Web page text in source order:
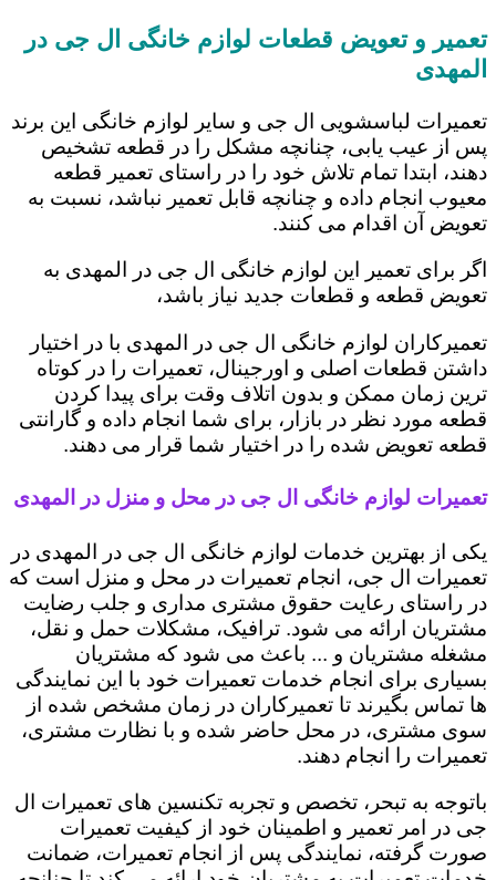
تعمیر و تعویض قطعات لوازم خانگی ال جی در
المهدی
تعمیرات لباسشویی ال جی و سایر لوازم خانگی این برند
پس از عیب یابی، چنانچه مشکل را در قطعه تشخیص
دهند، ابتدا تمام تلاش خود را در راستای تعمیر قطعه
معیوب انجام داده و چنانچه قابل تعمیر نباشد، نسبت به
تعویض آن اقدام می کنند.
اگر برای تعمیر این لوازم خانگی ال جی در المهدی به
تعویض قطعه و قطعات جدید نیاز باشد،
تعمیرکاران لوازم خانگی ال جی در المهدی با در اختیار
داشتن قطعات اصلی و اورجینال، تعمیرات را در کوتاه
ترین زمان ممکن و بدون اتلاف وقت برای پیدا کردن
قطعه مورد نظر در بازار، برای شما انجام داده و گارانتی
قطعه تعویض شده را در اختیار شما قرار می دهند.
تعمیرات لوازم خانگی ال جی در محل و منزل در المهدی
یکی از بهترین خدمات لوازم خانگی ال جی در المهدی در
تعمیرات ال جی، انجام تعمیرات در محل و منزل است که
در راستای رعایت حقوق مشتری مداری و جلب رضایت
مشتریان ارائه می شود. ترافیک، مشکلات حمل و نقل،
مشغله مشتریان و ... باعث می شود که مشتریان
بسیاری برای انجام خدمات تعمیرات خود با این نمایندگی
ها تماس بگیرند تا تعمیرکاران در زمان مشخص شده از
سوی مشتری، در محل حاضر شده و با نظارت مشتری،
تعمیرات را انجام دهند.
باتوجه به تبحر، تخصص و تجربه تکنسین های تعمیرات ال
جی در امر تعمیر و اطمینان خود از کیفیت تعمیرات
صورت گرفته، نمایندگی پس از انجام تعمیرات، ضمانت